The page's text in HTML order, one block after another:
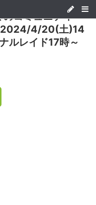
コミュニティ・
2024/4/20(土)14
ルレイド17時～